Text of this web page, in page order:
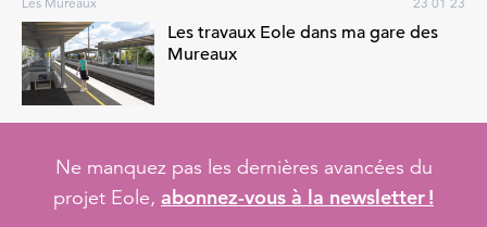
Les travaux Eole dans ma gare des
Mureaux
Ne manquez pas les dernières avancées du
projet Eole, abonnez-vous à la newsletter !